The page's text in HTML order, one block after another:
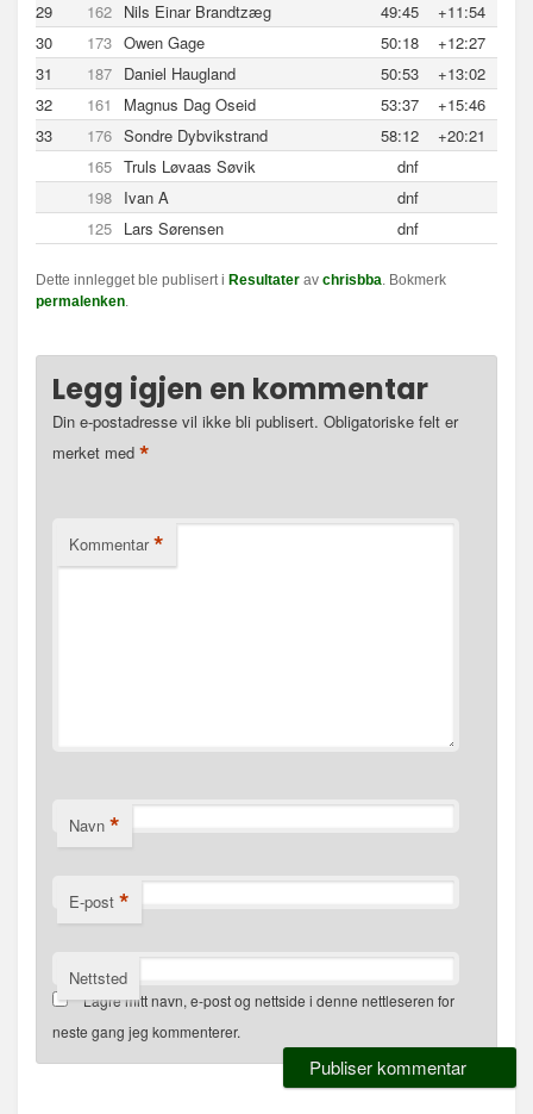
29
162 Nils Einar Brandtzæg 49:45
+11:54
30
173 Owen Gage 50:18
+12:27
31
187 Daniel Haugland 50:53
+13:02
32
161 Magnus Dag Oseid 53:37
+15:46
33
176 Sondre Dybvikstrand 58:12
+20:21
165 Truls Løvaas Søvik
dnf
198 Ivan A
dnf
125 Lars Sørensen dnf
Dette innlegget ble publisert i Resultater av chrisbba. Bokmerk
permalenken.
Legg igjen en kommentar
Din e-postadresse vil ikke bli publisert. Obligatoriske felt er
merket med *
Kommentar *
Navn *
E-post *
Nettsted
Lagre mitt navn, e-post og nettside i denne nettleseren for
neste gang jeg kommenterer.
Alternative: